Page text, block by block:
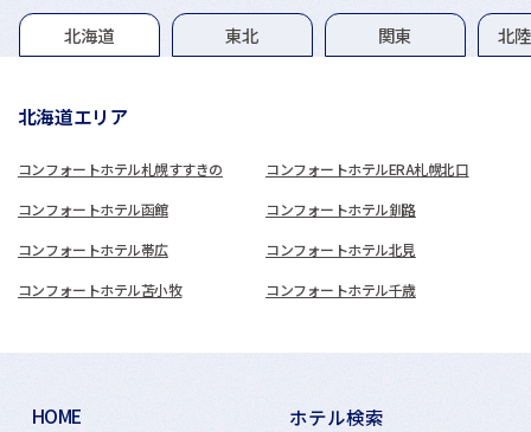
グループホテル一覧
北海道 東北 関東 北
北海道エリア
コンフォートホテル札幌すすきの コンフォートホテルERA札幌北口
コンフォートホテル函館 コンフォートホテル釧路
コンフォートホテル帯広 コンフォートホテル北見
コンフォートホテル苫小牧 コンフォートホテル千歳
HOME
ホテル検索